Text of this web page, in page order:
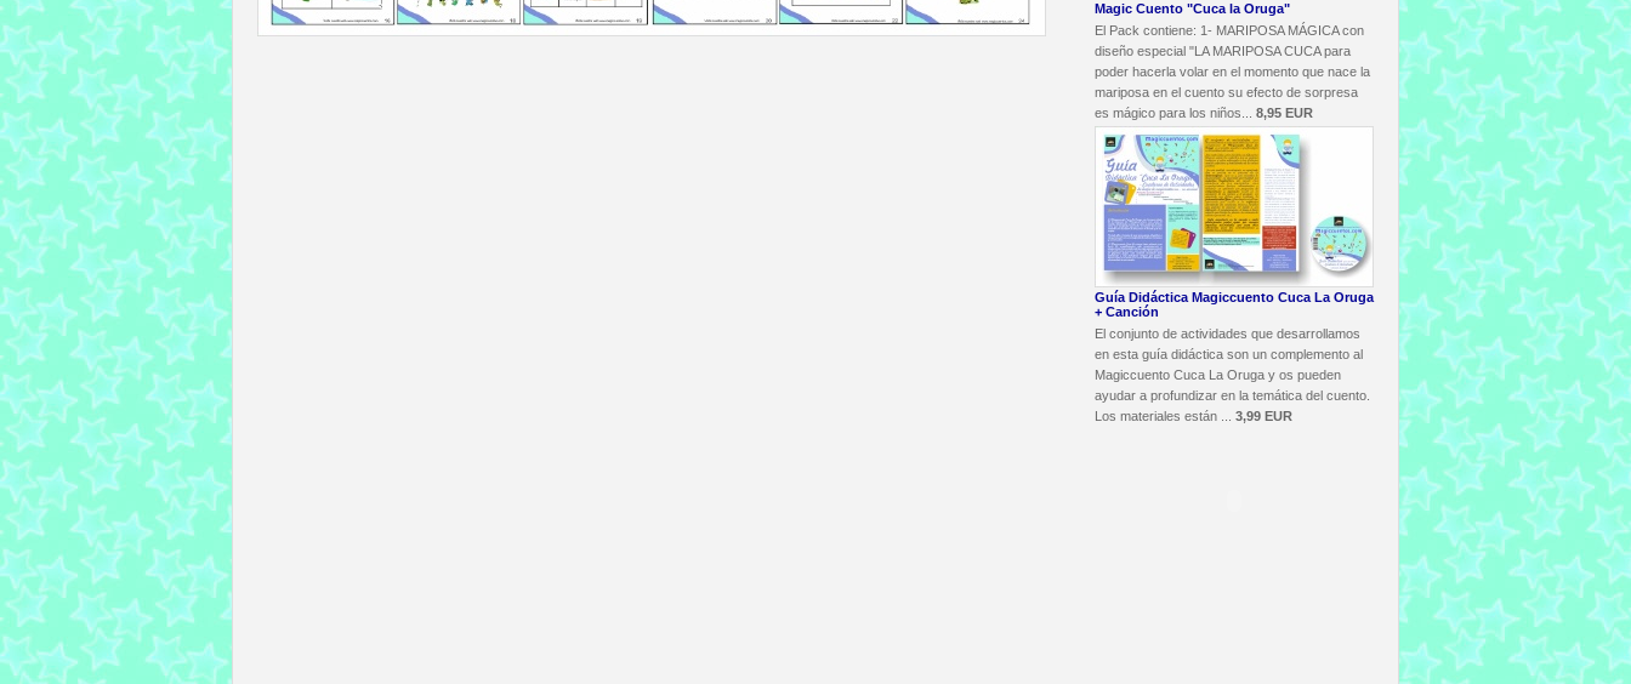
Magic Cuento "Cuca la Oruga"
El Pack contiene: 1- MARIPOSA MÁGICA con
diseño especial "LA MARIPOSA CUCA para
poder hacerla volar en el momento que nace la
mariposa en el cuento su efecto de sorpresa
es mágico para los niños... 8,95 EUR
Guía Didáctica Magiccuento Cuca La Oruga
+ Canción
El conjunto de actividades que desarrollamos
en esta guía didáctica son un complemento al
Magiccuento Cuca La Oruga y os pueden
ayudar a profundizar en la temática del cuento.
Los materiales están ... 3,99 EUR